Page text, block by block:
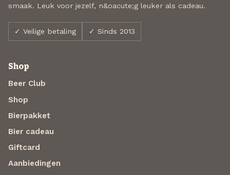
smaak. Leuk voor jezelf, n&oacute;g leuker als cadeau.
✓ Veilige betaling ✓ Sinds 2013
Shop
Beer Club
Shop
Bierpakket
Bier cadeau
Giftcard
Aanbiedingen